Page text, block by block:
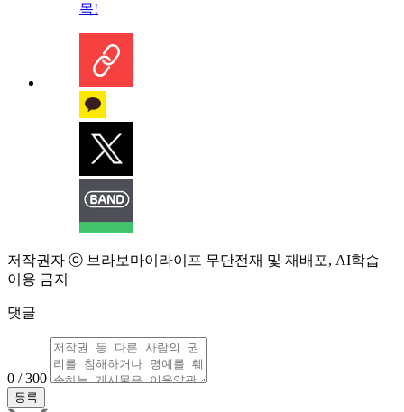
목!
저작권자 ⓒ 브라보마이라이프 무단전재 및 재배포, AI학습
이용 금지
댓글
0 / 300